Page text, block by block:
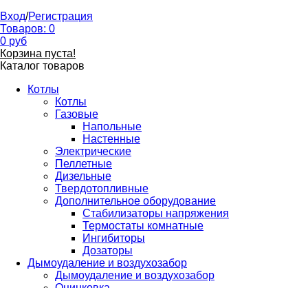
Вход/Регистрация
Товаров: 0
0 руб
Корзина пуста!
Каталог товаров
Котлы
Котлы
Газовые
Напольные
Настенные
Электрические
Пеллетные
Дизельные
Твердотопливные
Дополнительное оборудование
Стабилизаторы напряжения
Термостаты комнатные
Ингибиторы
Дозаторы
Дымоудаление и воздухозабор
Дымоудаление и воздухозабор